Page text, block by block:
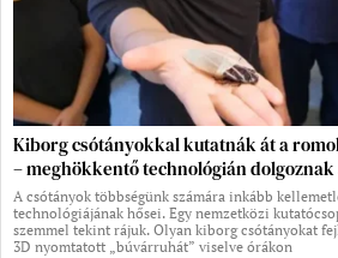
Kiborg csótányokkal kutatnák át a
– meghökkentő technológián
A csótányok többségünk számára inkább
technológiájának hősei. Egy nemzetközi
szemmel tekint rájuk. Olyan kiborg csótányokat
3D nyomtatott „búvárruhát” viselve órákon